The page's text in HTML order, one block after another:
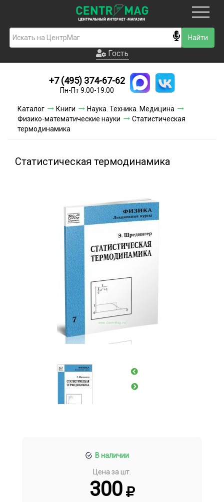
Гость
Новинки
Условия доставки
Гость
+7 (495) 374-67-62
Пн-Пт 9:00-19:00
Каталог Книги
Наука. Техника. Медицина
Физико-математические науки
Статистическая
термодинамика
Статистическая термодинамика
В наличии
Цена за шт.
300